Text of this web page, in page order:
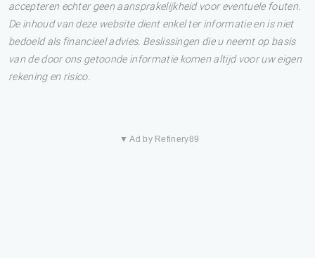
accepteren echter geen aansprakelijkheid voor eventuele fouten.
De inhoud van deze website dient enkel ter informatie en is niet
bedoeld als financieel advies. Beslissingen die u neemt op basis
van de door ons getoonde informatie komen altijd voor uw eigen
rekening en risico.
▼ Ad by Refinery89